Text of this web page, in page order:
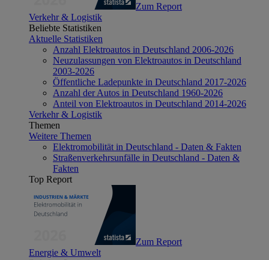
Zum Report
Verkehr & Logistik
Beliebte Statistiken
Aktuelle Statistiken
Anzahl Elektroautos in Deutschland 2006-2026
Neuzulassungen von Elektroautos in Deutschland
2003-2026
Öffentliche Ladepunkte in Deutschland 2017-2026
Anzahl der Autos in Deutschland 1960-2026
Anteil von Elektroautos in Deutschland 2014-2026
Verkehr & Logistik
Themen
Weitere Themen
Elektromobilität in Deutschland - Daten & Fakten
Straßenverkehrsunfälle in Deutschland - Daten &
Fakten
Top Report
Zum Report
Energie & Umwelt